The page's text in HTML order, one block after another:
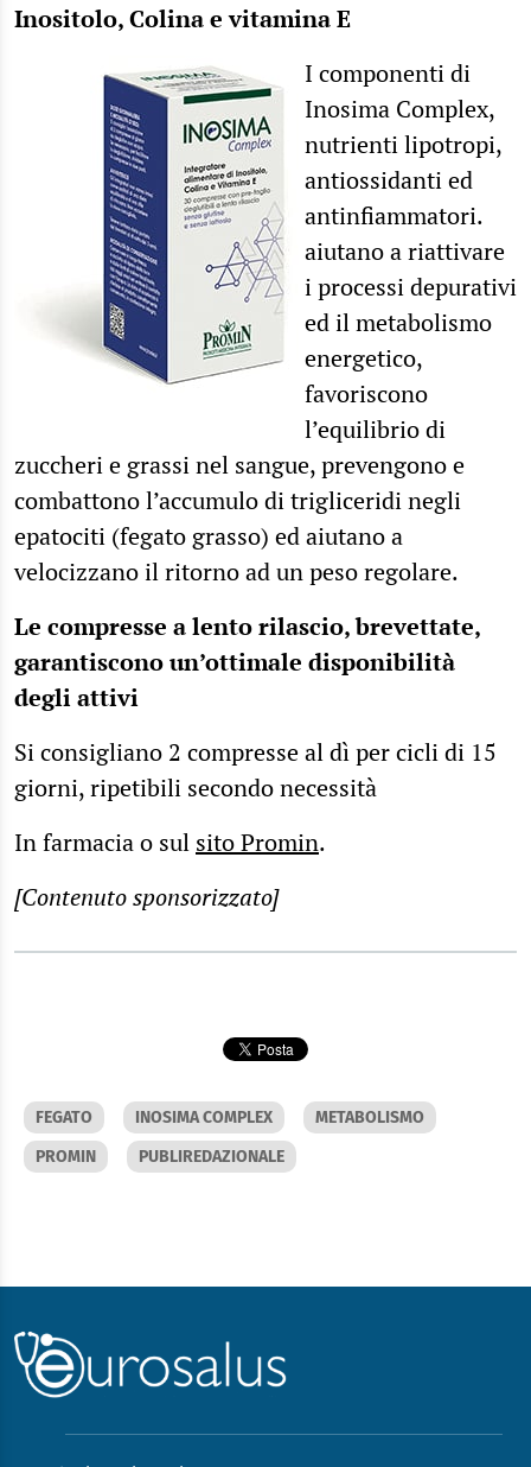
Inositolo, Colina e vitamina E
I componenti di
Inosima Complex,
nutrienti lipotropi,
antiossidanti ed
antinfiammatori.
aiutano a riattivare
i processi depurativi
ed il metabolismo
energetico,
favoriscono
l’equilibrio di
zuccheri e grassi nel sangue, prevengono e
combattono l’accumulo di trigliceridi negli
epatociti (fegato grasso) ed aiutano a
velocizzano il ritorno ad un peso regolare.
Le compresse a lento rilascio, brevettate,
garantiscono un’ottimale disponibilità
degli attivi
Si consigliano 2 compresse al dì per cicli di 15
giorni, ripetibili secondo necessità
In farmacia o sul sito Promin.
[Contenuto sponsorizzato]
FEGATO INOSIMA COMPLEX
METABOLISMO
PROMIN
PUBLIREDAZIONALE